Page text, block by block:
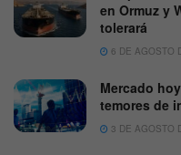
en Ormuz y
tolerará
6 DE AGOSTO
Mercado
temores de
3 DE AGOSTO